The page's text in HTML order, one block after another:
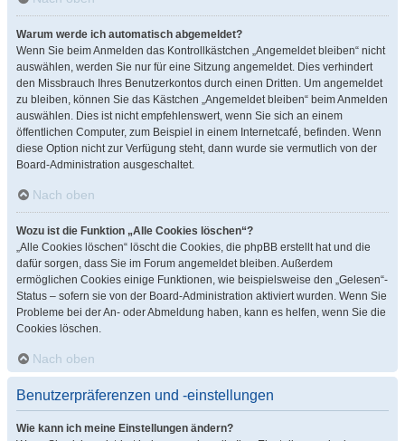
Warum werde ich automatisch abgemeldet?
Wenn Sie beim Anmelden das Kontrollkästchen „Angemeldet bleiben“ nicht
auswählen, werden Sie nur für eine Sitzung angemeldet. Dies verhindert
den Missbrauch Ihres Benutzerkontos durch einen Dritten. Um angemeldet
zu bleiben, können Sie das Kästchen „Angemeldet bleiben“ beim Anmelden
auswählen. Dies ist nicht empfehlenswert, wenn Sie sich an einem
öffentlichen Computer, zum Beispiel in einem Internetcafé, befinden. Wenn
diese Option nicht zur Verfügung steht, dann wurde sie vermutlich von der
Board-Administration ausgeschaltet.
Nach oben
Wozu ist die Funktion „Alle Cookies löschen“?
„Alle Cookies löschen“ löscht die Cookies, die phpBB erstellt hat und die
dafür sorgen, dass Sie im Forum angemeldet bleiben. Außerdem
ermöglichen Cookies einige Funktionen, wie beispielsweise den „Gelesen“-
Status – sofern sie von der Board-Administration aktiviert wurden. Wenn Sie
Probleme bei der An- oder Abmeldung haben, kann es helfen, wenn Sie die
Cookies löschen.
Nach oben
Benutzerpräferenzen und -einstellungen
Wie kann ich meine Einstellungen ändern?